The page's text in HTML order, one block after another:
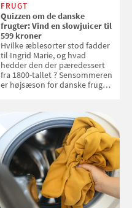
FRUGT
Quizzen om de danske
frugter: Vind en slowjuicer til
599 kroner
Hvilke æblesorter stod fadder
til Ingrid Marie, og hvad
hedder den der pæredessert
fra 1800-tallet ? Sensommeren
er højsæson for danske fruger,
favoritter. Det fejrer Samvirke
med en quiz om alt det danske
frugt, vi elsker. Konkurrencen
slutter fredag d. 18. september
2026